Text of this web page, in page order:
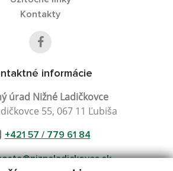
Kontakty
informácie
úrad Nižné Ladičkovce
55, 067 11 Ľubiša
+421 57 / 779 61 84